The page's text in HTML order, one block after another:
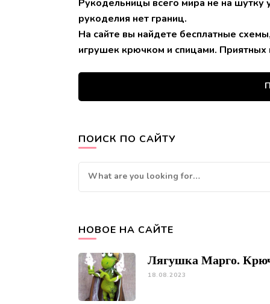
Рукодельницы всего мира не на шутку
рукоделия нет границ.
На сайте вы найдете бесплатные
игрушек крючком и спицами. Приятных
ПОИСК ПО САЙТУ
Looking
for
НОВОЕ НА САЙТЕ
Лягушка Марго.
18.08.2023